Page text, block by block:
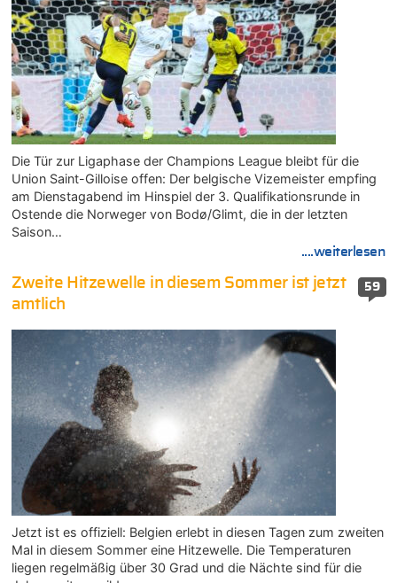
Die Tür zur Ligaphase der Champions League bleibt für die
Union Saint-Gilloise offen: Der belgische Vizemeister empfing
am Dienstagabend im Hinspiel der 3. Qualifikationsrunde in
Ostende die Norweger von Bodø/Glimt, die in der letzten
Saison…
....weiterlesen
59
Zweite Hitzewelle in diesem Sommer ist jetzt
amtlich
Jetzt ist es offiziell: Belgien erlebt in diesen Tagen zum zweiten
Mal in diesem Sommer eine Hitzewelle. Die Temperaturen
liegen regelmäßig über 30 Grad und die Nächte sind für die